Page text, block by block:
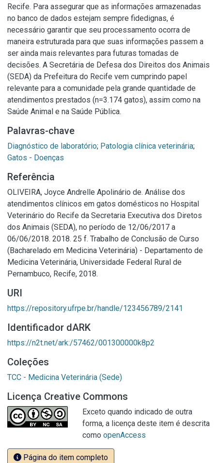
Recife. Para assegurar que as informações armazenadas
no banco de dados estejam sempre fidedignas, é
necessário garantir que seu processamento ocorra de
maneira estruturada para que suas informações passem a
ser ainda mais relevantes para futuras tomadas de
decisões. A Secretária de Defesa dos Direitos dos Animais
(SEDA) da Prefeitura do Recife vem cumprindo papel
relevante para a comunidade pela grande quantidade de
atendimentos prestados (n=3.174 gatos), assim como na
Saúde Animal e na Saúde Pública.
Palavras-chave
Diagnóstico de laboratório; Patologia clínica veterinária;
Gatos - Doenças
Referência
OLIVEIRA, Joyce Andrelle Apolinário de. Análise dos
atendimentos clínicos em gatos domésticos no Hospital
Veterinário do Recife da Secretaria Executiva dos Diretos
dos Animais (SEDA), no período de 12/06/2017 a
06/06/2018. 2018. 25 f. Trabalho de Conclusão de Curso
(Bacharelado em Medicina Veterinária) - Departamento de
Medicina Veterinária, Universidade Federal Rural de
Pernambuco, Recife, 2018.
URI
https://repository.ufrpe.br/handle/123456789/2141
Identificador dARK
https://n2t.net/ark:/57462/001300000k8p2
Coleções
TCC - Medicina Veterinária (Sede)
Licença Creative Commons
Exceto quando indicado de outra
forma, a licença deste item é descrita
como openAccess
Página do item completo